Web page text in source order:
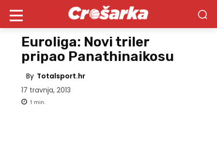
Euroliga: Novi triler
pripao Panathinaikosu
By Totalsport.hr
17 travnja, 2013
1 min.